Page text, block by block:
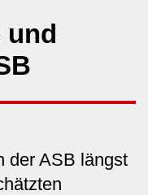
und
der ASB längst